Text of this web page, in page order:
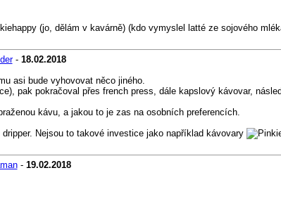
(jo, dělám v kavárně) (kdo vymyslel latté ze sojového
- 18.02.2018
asi bude vyhovovat něco jiného.
pak pokračoval přes french press, dále kapslový kávovar,
kávu, a jakou to je zas na osobních preferencích.
Nejsou to takové investice jako například kávovary
- 19.02.2018